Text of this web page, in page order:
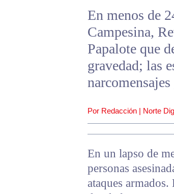
En menos de
Campesina,
Papalote que
gravedad; las
Por Redacción | Norte
En un lapso de
personas
ataques